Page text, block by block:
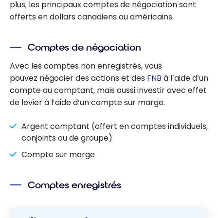
plus, les principaux comptes de négociation sont
offerts en dollars canadiens ou américains.
Comptes de négociation
Avec les comptes non enregistrés, vous
pouvez négocier des actions et des FNB à l’aide d’un
compte au comptant, mais aussi investir avec effet
de levier à l’aide d’un compte sur marge.
Argent comptant (offert en comptes individuels,
conjoints ou de groupe)
Compte sur marge
Comptes enregistrés